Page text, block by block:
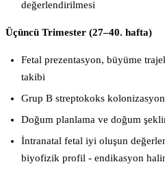
değerlendirilmesi
Üçüncü Trimester (27–40. hafta)
Fetal prezentasyon, büyüme
takibi
Grup B streptokoks
Doğum planlama ve doğum
İntranatal fetal iyi oluşun
biyofizik profil - endikasyon